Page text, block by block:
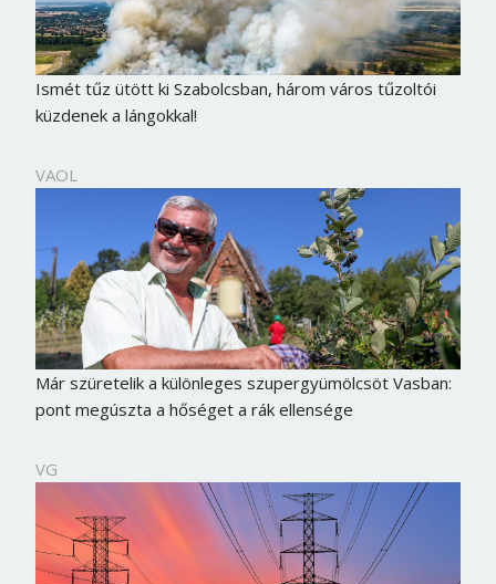
Ismét tűz ütött ki Szabolcsban, három város tűzoltói
küzdenek a lángokkal!
VAOL
Már szüretelik a különleges szupergyümölcsöt Vasban:
pont megúszta a hőséget a rák ellensége
VG